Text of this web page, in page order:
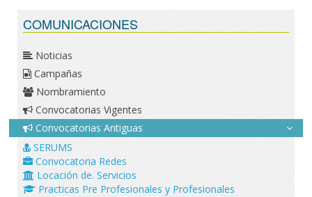
COMUNICACIONES
Noticias
Campañas
Nombramiento
Convocatorias Vigentes
Convocatorias Antiguas
SERUMS
Convocatoria Redes
Locación de. Servicios
Practicas Pre Profesionales y Profesionales